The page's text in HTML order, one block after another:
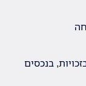
בנכסים